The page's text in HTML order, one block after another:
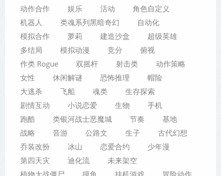
动作合作
娱乐 活动
角色自定义
机器人
类魂系列黑暗奇幻
自动化
模拟合作
萝莉 建造沙盒
超级英雄
多结局
模拟动漫 竞分
俯视
作类 Rogue
双摇杆 射击类
动作策略
女性
休闲解谜 恐怖推理
帽险
大逃杀
飞船 魂类
生存探索
剧情互动
小说恋爱 生物
手机
跑酷
类银河战士恶魔城 节奏
基地
战略
音游 公路文 生子
古代幻想
乔装改扮
冰山 恋爱合约
少年漫
第四天灾
迪化流
未来架空
植物大战僵尸
摸鱼 挂机游戏 冒险动作